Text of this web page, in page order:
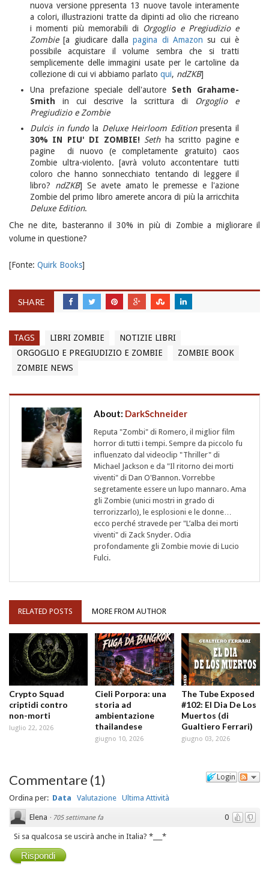
nuova versione ppresenta 13 nuove tavole interamente
a colori, illustrazioni tratte da dipinti ad olio che ricreano
i momenti più memorabili di Orgoglio e Pregiudizio e
Zombie[a giudicare dallapagina di Amazon su cui è
possibile acquistare il volume sembra che si tratti
semplicemente delle immagini usate per le cartoline da
collezione di cui vi abbiamo parlato qui, ndZKB]
Una prefazione speciale dell'autore Seth Grahame-
Smith in cui descrive la scrittura di Orgoglio e
Pregiudizio e Zombie
Dulcis in fundola Deluxe Heirloom Editionpresenta il
30% IN PIU' DI ZOMBIE! Sethha scritto pagine e
pagine di nuovo (e completamente gratuito) caos
Zombie ultra-violento. [avrà voluto accontentare tutti
coloro che hanno sonnecchiato tentando di leggere il
libro? ndZKB] Se avete amato le premesse e l'azione
Zombie del primo libro amerete ancora di più la arricchita
Deluxe Edition.
Che ne dite, basteranno il 30% in più di Zombie a migliorare il
volume in questione?
[Fonte: Quirk Books]
SHARE
TAGS LIBRI ZOMBIE
NOTIZIE LIBRI
ORGOGLIO E PREGIUDIZIO E ZOMBIE
ZOMBIE BOOK
ZOMBIE NEWS
About: DarkSchneider
Reputa "Zombi" di Romero, il miglior film
horror di tutti i tempi. Sempre da piccolo fu
influenzato dal videoclip "Thriller" di
Michael Jackson e da "Il ritorno dei morti
viventi" di Dan O'Bannon. Vorrebbe
segretamente essere un lupo mannaro. Ama
gli Zombie (unici mostri in grado di
terrorizzarlo), le esplosioni e le donne…
ecco perché stravede per "L’alba dei morti
viventi" di Zack Snyder. Odia
profondamente gli Zombie movie di Lucio
Fulci.
RELATED POSTS MORE FROM AUTHOR
Crypto Squad
criptidi contro
non-morti
luglio 22, 2026
Cieli Porpora: una
storia ad
ambientazione
thailandese
giugno 10, 2026
The Tube Exposed
#102: El Dia De Los
Muertos (di
Gualtiero Ferrari)
giugno 03, 2026
Login
Commentare (1)
Ordina per: Data Valutazione Ultima Attività
0
Elena · 705 settimane fa
Si sa qualcosa se uscirà anche in Italia? *___*
Rispondi